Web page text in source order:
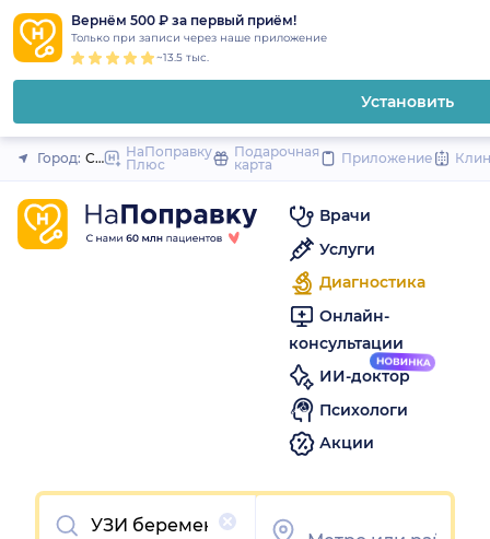
Вернём 500 ₽ за первый приём!
Только при записи через наше приложение
~13.5 тыс.
Установить
Закрыть
Город: Санкт-Петербург
НаПоправку
Плюс
Подарочная
карта
Приложение
Врачи
Услуги
Диагностика
Онлайн-
консультации
ИИ-доктор
Психологи
Акции
Очистить